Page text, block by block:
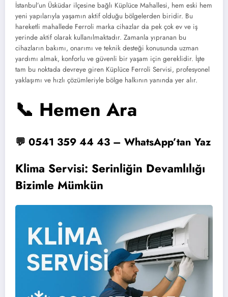
İstanbul’un Üsküdar ilçesine bağlı Küplüce Mahallesi, hem eski hem
yeni yapılarıyla yaşamın aktif olduğu bölgelerden biridir. Bu
hareketli mahallede Ferroli marka cihazlar da pek çok ev ve iş
yerinde aktif olarak kullanılmaktadır. Zamanla yıpranan bu
cihazların bakımı, onarımı ve teknik desteği konusunda uzman
yardımı almak, konforlu ve güvenli bir yaşam için gereklidir. İşte
tam bu noktada devreye giren Küplüce Ferroli Servisi, profesyonel
yaklaşımı ve hızlı çözümleriyle bölge halkının yanında yer alır.
📞 Hemen Ara
💬 0541 359 44 43 – WhatsApp’tan Yaz
Klima Servisi: Serinliğin Devamlılığı
Bizimle Mümkün